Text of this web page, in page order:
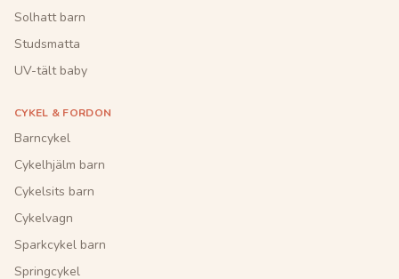
Solhatt barn
Studsmatta
UV-tält baby
CYKEL & FORDON
Barncykel
Cykelhjälm barn
Cykelsits barn
Cykelvagn
Sparkcykel barn
Springcykel